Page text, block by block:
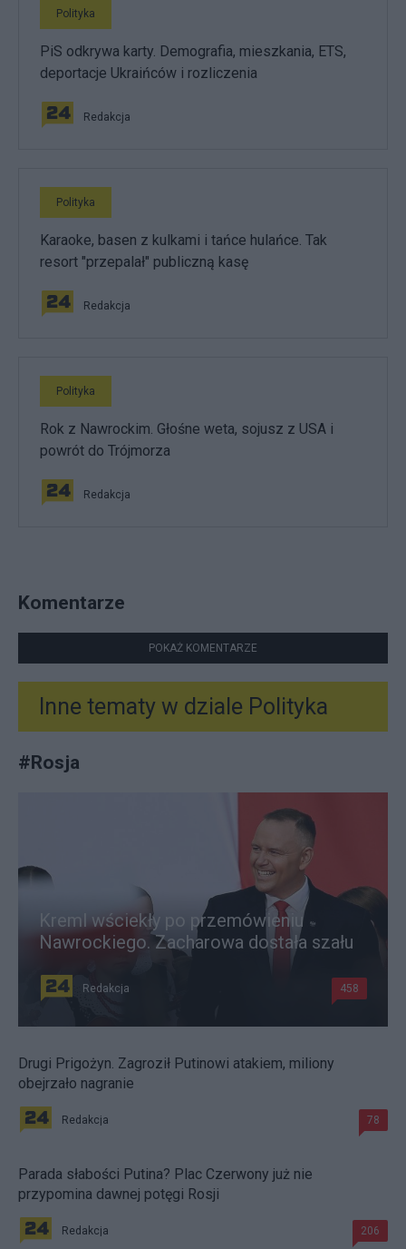
Polityka
PiS odkrywa karty. Demografia, mieszkania, ETS,
deportacje Ukraińców i rozliczenia
Redakcja
Polityka
Karaoke, basen z kulkami i tańce hulańce. Tak
resort "przepalał" publiczną kasę
Redakcja
Polityka
Rok z Nawrockim. Głośne weta, sojusz z USA i
powrót do Trójmorza
Redakcja
Komentarze
POKAŻ KOMENTARZE
Inne tematy w dziale Polityka
#Rosja
Kreml wściekły po przemówieniu
Nawrockiego. Zacharowa dostała szału
Redakcja 458
Drugi Prigożyn. Zagroził Putinowi atakiem, miliony
obejrzało nagranie
Redakcja 78
Parada słabości Putina? Plac Czerwony już nie
przypomina dawnej potęgi Rosji
Redakcja 206